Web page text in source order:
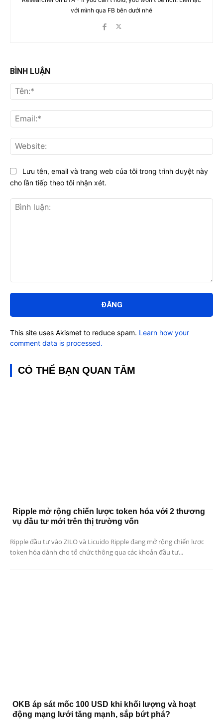
với mình qua FB bên dưới nhé
BÌNH LUẬN
luận:
Lưu tên, email và trang web của tôi trong trình duyệt này
cho lần tiếp theo tôi nhận xét.
This site uses Akismet to reduce spam. Learn how your
comment data is processed.
CÓ THỂ BẠN QUAN TÂM
Ripple mở rộng chiến lược token hóa với 2 thương
vụ đầu tư mới trên thị trường vốn
Ripple đầu tư vào ZILO và Licuido Ripple đang mở rộng chiến lược
token hóa dành cho tổ chức thông qua các khoản đầu tư...
OKB áp sát mốc 100 USD khi khối lượng và hoạt
động mạng lưới tăng mạnh, sắp bứt phá?